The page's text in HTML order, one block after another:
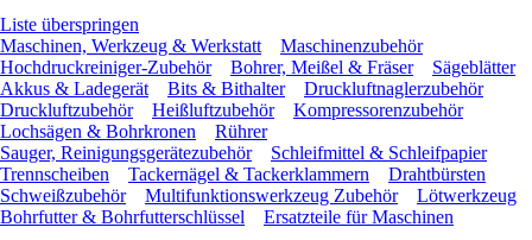
Liste überspringen
Maschinen, Werkzeug & Werkstatt
Maschinenzubehör
Hochdruckreiniger-Zubehör
Bohrer, Meißel & Fräser
Sägeblätter
Akkus & Ladegerät
Bits & Bithalter
Druckluftnaglerzubehör
Druckluftzubehör
Heißluftzubehör
Kompressorenzubehör
Lochsägen & Bohrkronen
Rührer
Sauger, Reinigungsgerätezubehör
Schleifmittel & Schleifpapier
Trennscheiben
Tackernägel & Tackerklammern
Drahtbürsten
Schweißzubehör
Multifunktionswerkzeug Zubehör
Lötwerkzeug
Bohrfutter & Bohrfutterschlüssel
Ersatzteile für Maschinen